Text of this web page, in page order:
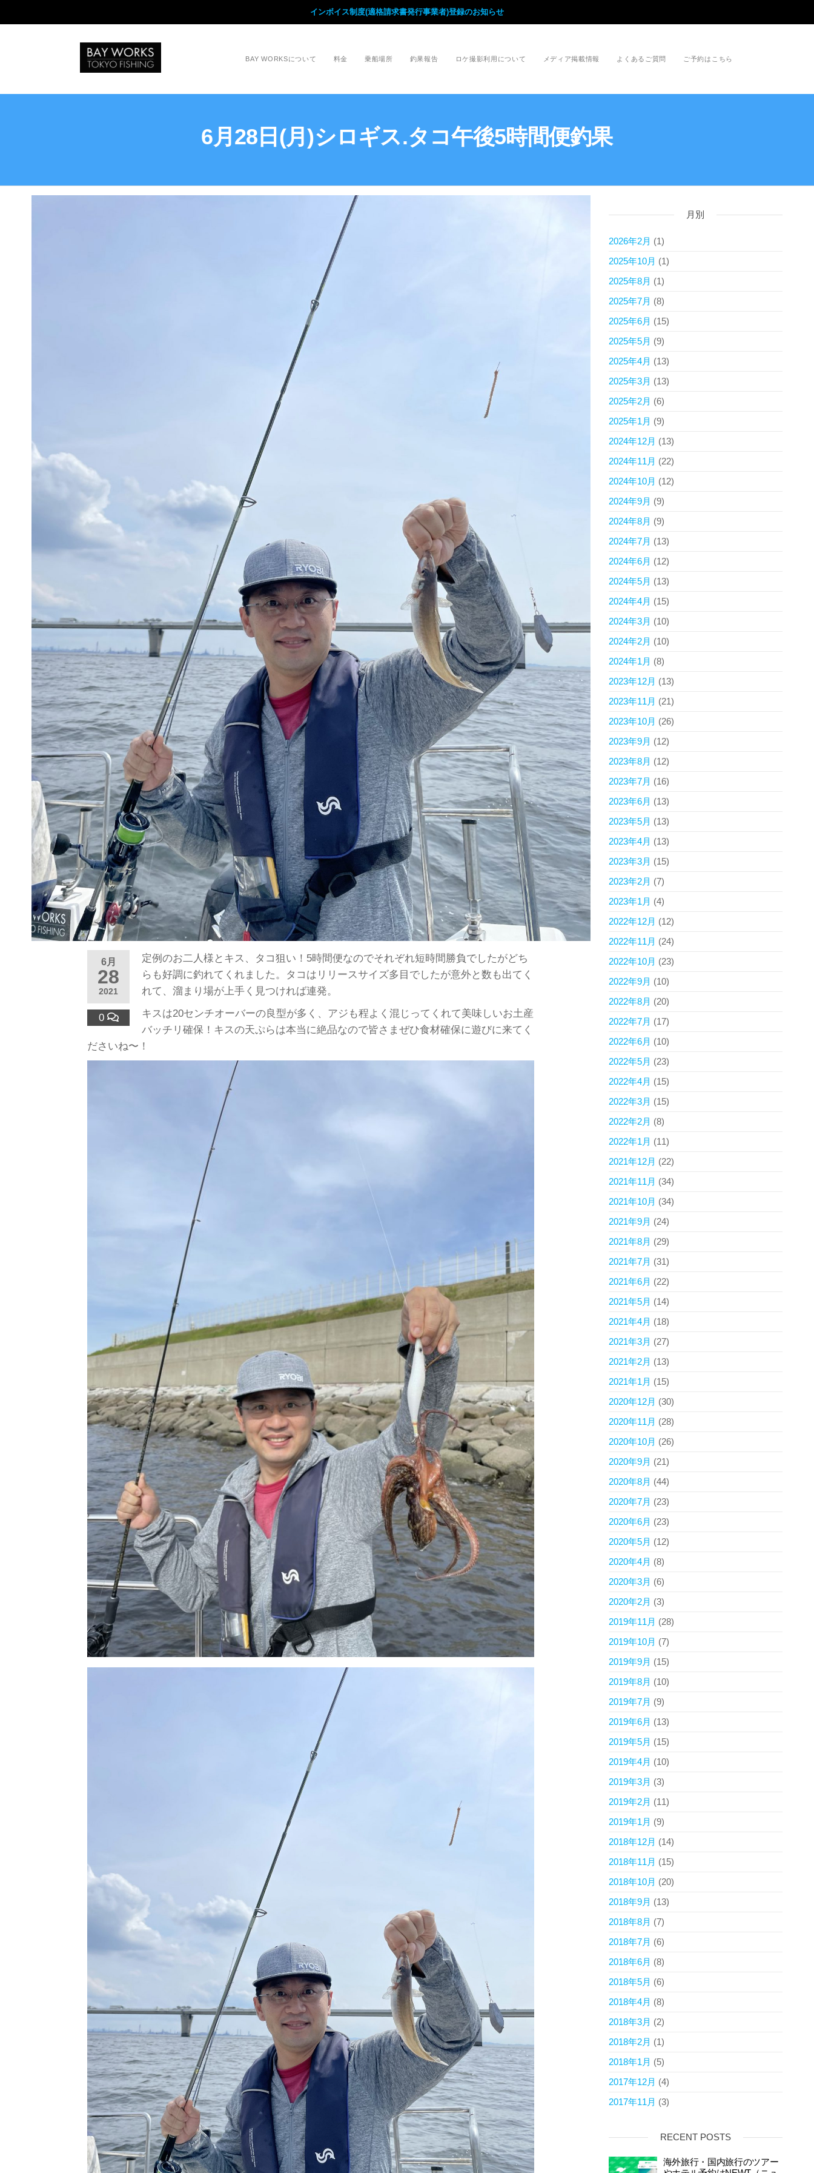
インボイス制度(適格請求書発行事業者)登録のお知らせ
BAY WORKSについて 料金 乗船場所 釣果報告 ロケ撮影利用について メディア掲載情報 よくあるご質問 ご予約はこちら
6月28日(月)シロギス.タコ午後5時間便釣果
6月
28
2021
0
定例のお二人様とキス、タコ狙い！5時間便なのでそれぞれ短時間勝負でしたがどち
らも好調に釣れてくれました。タコはリリースサイズ多目でしたが意外と数も出てく
れて、溜まり場が上手く見つければ連発。
キスは20センチオーバーの良型が多く、アジも程よく混じってくれて美味しいお土産
バッチリ確保！キスの天ぷらは本当に絶品なので皆さまぜひ食材確保に遊びに来てく
ださいね〜！
月別
2026年2月 (1)
2025年10月 (1)
2025年8月 (1)
2025年7月 (8)
2025年6月 (15)
2025年5月 (9)
2025年4月 (13)
2025年3月 (13)
2025年2月 (6)
2025年1月 (9)
2024年12月 (13)
2024年11月 (22)
2024年10月 (12)
2024年9月 (9)
2024年8月 (9)
2024年7月 (13)
2024年6月 (12)
2024年5月 (13)
2024年4月 (15)
2024年3月 (10)
2024年2月 (10)
2024年1月 (8)
2023年12月 (13)
2023年11月 (21)
2023年10月 (26)
2023年9月 (12)
2023年8月 (12)
2023年7月 (16)
2023年6月 (13)
2023年5月 (13)
2023年4月 (13)
2023年3月 (15)
2023年2月 (7)
2023年1月 (4)
2022年12月 (12)
2022年11月 (24)
2022年10月 (23)
2022年9月 (10)
2022年8月 (20)
2022年7月 (17)
2022年6月 (10)
2022年5月 (23)
2022年4月 (15)
2022年3月 (15)
2022年2月 (8)
2022年1月 (11)
2021年12月 (22)
2021年11月 (34)
2021年10月 (34)
2021年9月 (24)
2021年8月 (29)
2021年7月 (31)
2021年6月 (22)
2021年5月 (14)
2021年4月 (18)
2021年3月 (27)
2021年2月 (13)
2021年1月 (15)
2020年12月 (30)
2020年11月 (28)
2020年10月 (26)
2020年9月 (21)
2020年8月 (44)
2020年7月 (23)
2020年6月 (23)
2020年5月 (12)
2020年4月 (8)
2020年3月 (6)
2020年2月 (3)
2019年11月 (28)
2019年10月 (7)
2019年9月 (15)
2019年8月 (10)
2019年7月 (9)
2019年6月 (13)
2019年5月 (15)
2019年4月 (10)
2019年3月 (3)
2019年2月 (11)
2019年1月 (9)
2018年12月 (14)
2018年11月 (15)
2018年10月 (20)
2018年9月 (13)
2018年8月 (7)
2018年7月 (6)
2018年6月 (8)
2018年5月 (6)
2018年4月 (8)
2018年3月 (2)
2018年2月 (1)
2018年1月 (5)
2017年12月 (4)
2017年11月 (3)
RECENT POSTS
海外旅行・国内旅行のツアー